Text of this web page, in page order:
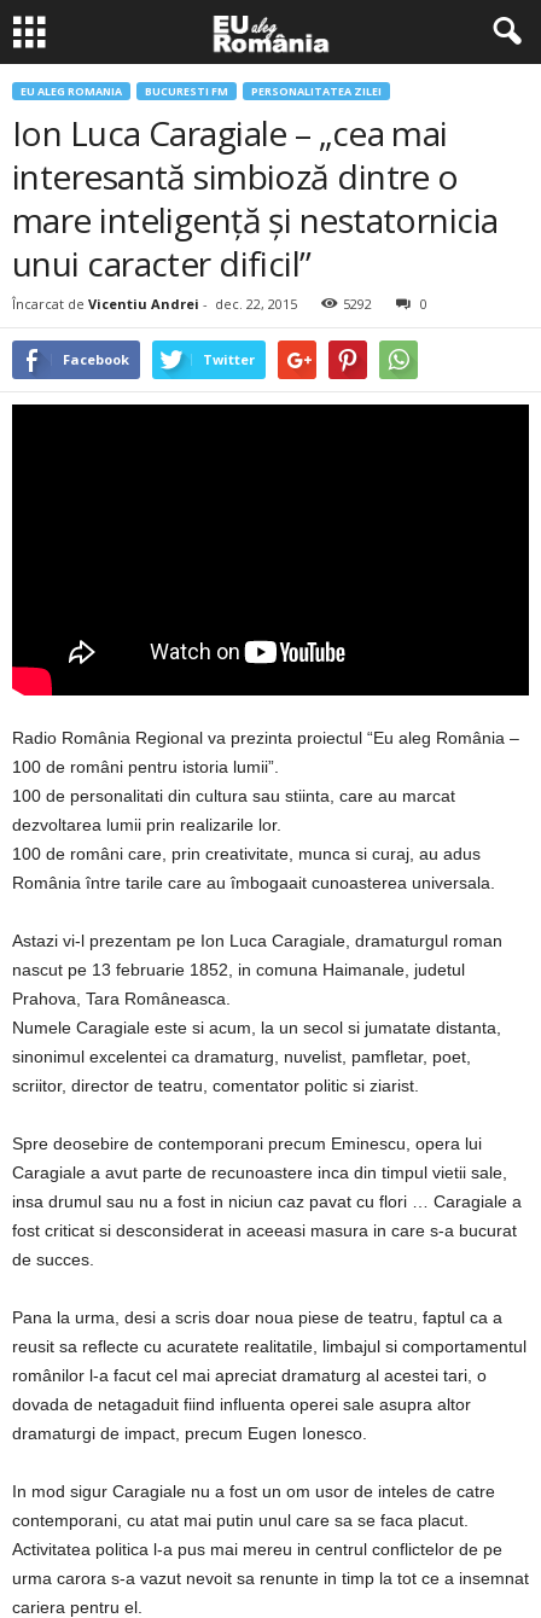
EU ALEG ROMANIA BUCURESTI FM PERSONALITATEA ZILEI
Ion Luca Caragiale – „cea mai
interesantă simbioză dintre o
mare inteligență și nestatornicia
unui caracter dificil”
Încarcat de Vicentiu Andrei - dec. 22, 2015 5292 0
Facebook Twitter
Radio România Regional va prezinta proiectul “Eu aleg România –
100 de români pentru istoria lumii”.
100 de personalitati din cultura sau stiinta, care au marcat
dezvoltarea lumii prin realizarile lor.
100 de români care, prin creativitate, munca si curaj, au adus
România între tarile care au îmbogaait cunoasterea universala.
Astazi vi-l prezentam pe Ion Luca Caragiale, dramaturgul roman
nascut pe 13 februarie 1852, in comuna Haimanale, judetul
Prahova, Tara Româneasca.
Numele Caragiale este si acum, la un secol si jumatate distanta,
sinonimul excelentei ca dramaturg, nuvelist, pamfletar, poet,
scriitor, director de teatru, comentator politic si ziarist.
Spre deosebire de contemporani precum Eminescu, opera lui
Caragiale a avut parte de recunoastere inca din timpul vietii sale,
insa drumul sau nu a fost in niciun caz pavat cu flori … Caragiale a
fost criticat si desconsiderat in aceeasi masura in care s-a bucurat
de succes.
Pana la urma, desi a scris doar noua piese de teatru, faptul ca a
reusit sa reflecte cu acuratete realitatile, limbajul si comportamentul
românilor l-a facut cel mai apreciat dramaturg al acestei tari, o
dovada de netagaduit fiind influenta operei sale asupra altor
dramaturgi de impact, precum Eugen Ionesco.
In mod sigur Caragiale nu a fost un om usor de inteles de catre
contemporani, cu atat mai putin unul care sa se faca placut.
Activitatea politica l-a pus mai mereu in centrul conflictelor de pe
urma carora s-a vazut nevoit sa renunte in timp la tot ce a insemnat
cariera pentru el.